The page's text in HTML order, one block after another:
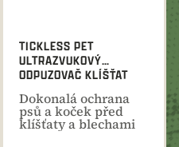
TICKLESS PET
ULTRAZVUKOVÝ
ODPUZOVAČ KLÍŠŤAT
Dokonalá ochrana
psů a koček před
klíšťaty a blechami